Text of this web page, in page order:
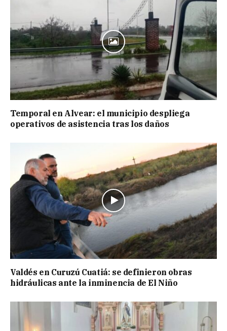
Temporal en Alvear: el municipio despliega
operativos de asistencia tras los daños
Valdés en Curuzú Cuatiá: se definieron obras
hidráulicas ante la inminencia de El Niño